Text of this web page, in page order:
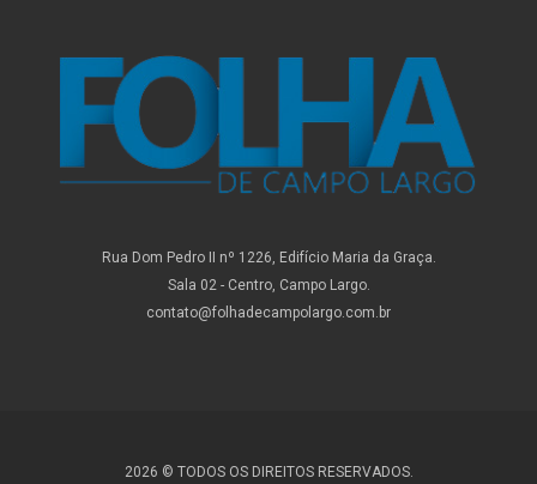
Rua Dom Pedro II nº 1226, Edifício Maria da Graça.
Sala 02 - Centro, Campo Largo.
contato@folhadecampolargo.com.br
2026 © TODOS OS DIREITOS RESERVADOS.